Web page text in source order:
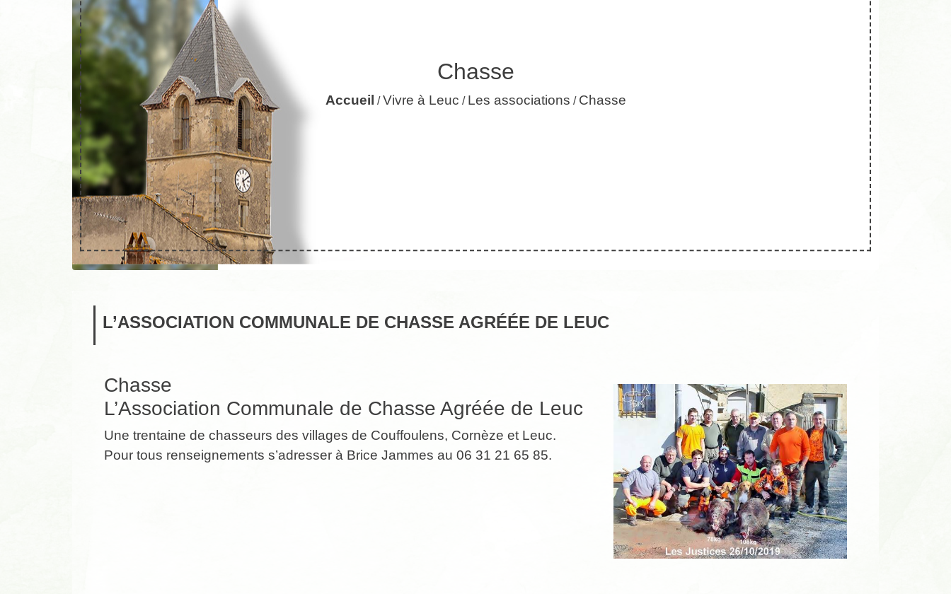
Chasse
Accueil /Vivre à Leuc / Les associations / Chasse
L’ASSOCIATION COMMUNALE DE CHASSE AGRÉÉE DE LEUC
Chasse
L’Association Communale de Chasse Agréée de Leuc
Une trentaine de chasseurs des villages de Couffoulens, Cornèze et Leuc.
Pour tous renseignements s’adresser à Brice Jammes au 06 31 21 65 85.